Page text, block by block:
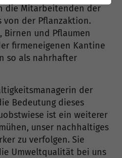
die Mitarbeitenden der
von der Pflanzaktion.
Birnen und Pflaumen
firmeneigenen Kantine
so als nahrhafter
der
Bedeutung dieses
ist ein weiterer
unser nachhaltiges
zu verfolgen. Sie
Umweltqualität bei uns